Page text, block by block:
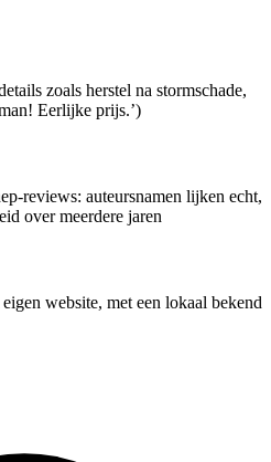
zoals herstel na stormschade,
Eerlijke prijs.’)
auteursnamen lijken echt,
over meerdere jaren
website, met een lokaal bekend